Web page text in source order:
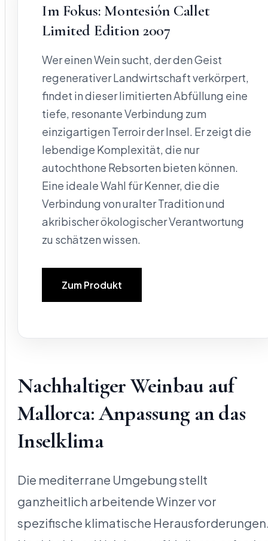
Im Fokus: Montesión Callet
Limited Edition 2007
Wer einen Wein sucht, der den Geist
regenerativer Landwirtschaft verkörpert,
findet in dieser limitierten Abfüllung eine
tiefe, resonante Verbindung zum
einzigartigen Terroir der Insel. Er zeigt die
lebendige Komplexität, die nur
autochthone Rebsorten bieten können.
Eine ideale Wahl für Kenner, die die
Verbindung von uralter Tradition und
akribischer ökologischer Verantwortung
zu schätzen wissen.
Zum Produkt
Nachhaltiger Weinbau auf
Mallorca: Anpassung an das
Inselklima
Die mediterrane Umgebung stellt
ganzheitlich arbeitende Winzer vor
spezifische klimatische